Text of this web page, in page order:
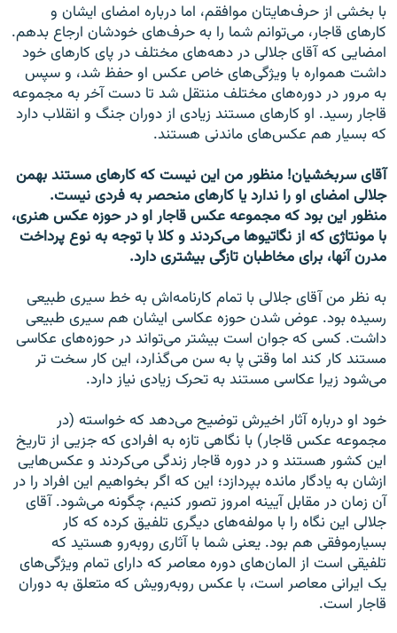
با بخشی از حرف‌هایتان موافقم، اما درباره امضای ایشان و
کارهای قاجار، می‌توانم شما را به حرف‌های خودشان ارجاع بدهم.
امضايی که آقای جلالی در دهه‌های مختلف در پای کارهای خود
داشت همواره با ویژگی‌های خاص عکس او حفظ شد، و سپس
به مرور در دوره‌های مختلف منتقل شد تا دست آخر به مجموعه
قاجار رسيد. او کارهای مستند زيادی از دوران جنگ و انقلاب دارد
که بسيار هم عکس‌های ماندنی هستند.
آقای سربخشيان! منظور من اين نيست که کارهای مستند بهمن
جلالی امضای او را ندارد يا کارهای منحصر به فردی نيست.
منظور اين بود که مجموعه عکس قاجار او در حوزه عکس هنری،
با مونتاژی که از نگاتیوها می‌کردند و کلا با توجه به نوع پرداخت
مدرن آنها، برای مخاطبان تازگی بيشتری دارد.
به نظر من آقای جلالی با تمام کارنامه‌اش به خط سيری طبيعی
رسيده بود. عوض شدن حوزه عکاسی ایشان هم سیری طبیعی
داشت. کسی که جوان است بيشتر می‌تواند در حوزه‌های عکاسی
مستند کار کند اما وقتی پا به سن می‌گذارد، اين کار سخت تر
می‌شود زيرا عکاسی مستند به تحرک زيادی نياز دارد.
خود او درباره آثار اخيرش توضيح می‌دهد که خواسته (در
مجموعه عکس قاجار) با نگاهی تازه به افرادی که جزيی از تاريخ
اين کشور هستند و در دوره قاجار زندگی می‌کردند و عکس‌هایی
ازشان به یادگار مانده بپردازد؛ اين که اگر بخواهيم اين افراد را در
آن زمان در مقابل آيينه امروز تصور کنيم، چگونه می‌شود. آقای
جلالی اين نگاه را با مولفه‌های دیگری تلفيق کرده که کار
بسیارموفقی هم بود. يعنی شما با آثاری روبه‌رو هستيد که
تلفيقی است از المان‌های دوره معاصر که دارای تمام ويژگی‌های
يک ايرانی معاصر است، با عکس روبه‌رويش که متعلق به دوران
قاجار است.